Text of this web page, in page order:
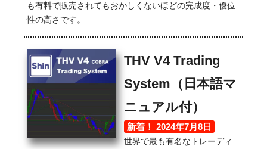
も有料で販売されてもおかしくないほどの完成度・優位
性の高さです。
THV V4 Trading
System（日本語マ
ニュアル付）
新着！ 2024年7月8日
世界で最も有名なトレーディ